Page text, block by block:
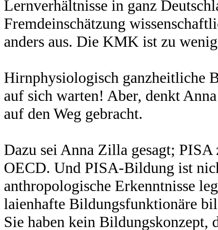
Lernverhältnisse in ganz
Fremdeinschätzung
anders aus. Die KMK ist zu
Hirnphysiologisch ganzheitliche
auf sich warten! Aber, denkt
auf den Weg gebracht.
Dazu sei Anna Zilla gesagt;
OECD. Und PISA-Bildung ist
anthropologische Erkenntnisse
laienhafte Bildungsfunktionäre
Sie haben kein Bildungskonzept,